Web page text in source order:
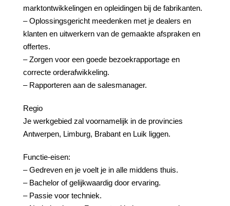
marktontwikkelingen en opleidingen bij de fabrikanten.
– Oplossingsgericht meedenken met je dealers en
klanten en uitwerkern van de gemaakte afspraken en
offertes.
– Zorgen voor een goede bezoekrapportage en
correcte orderafwikkeling.
– Rapporteren aan de salesmanager.
Regio
Je werkgebied zal voornamelijk in de provincies
Antwerpen, Limburg, Brabant en Luik liggen.
Functie-eisen:
– Gedreven en je voelt je in alle middens thuis.
– Bachelor of gelijkwaardig door ervaring.
– Passie voor techniek.